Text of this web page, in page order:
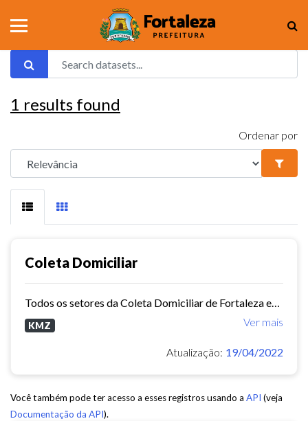
1 results found
Ordenar por
Coleta Domiciliar
Ver mais
KMZ
Atualização: 19/04/2022
Você também pode ter acesso a esses registros usando a API (veja
Documentação da API).